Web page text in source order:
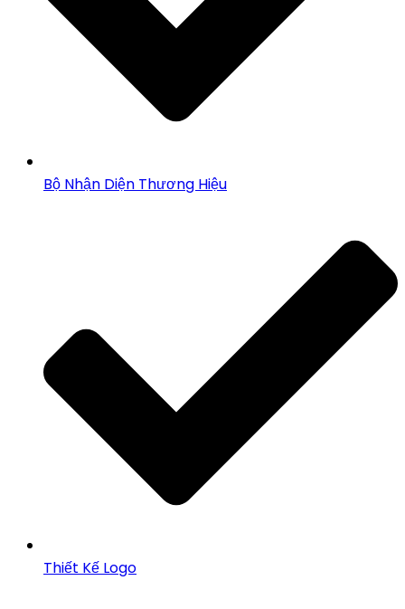
Bộ Nhận Diện Thương Hiệu
Thiết Kế Logo